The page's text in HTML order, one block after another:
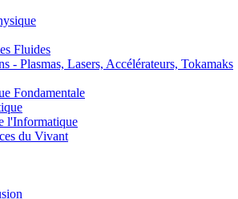
Fluides
Plasmas, Lasers, Accélérateurs, Tokamaks
Fondamentale
l'Informatique
du Vivant